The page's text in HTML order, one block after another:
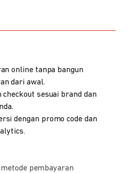
online tanpa bangun
dari awal.
sesuai brand dan
dengan promo code dan
pembayaran